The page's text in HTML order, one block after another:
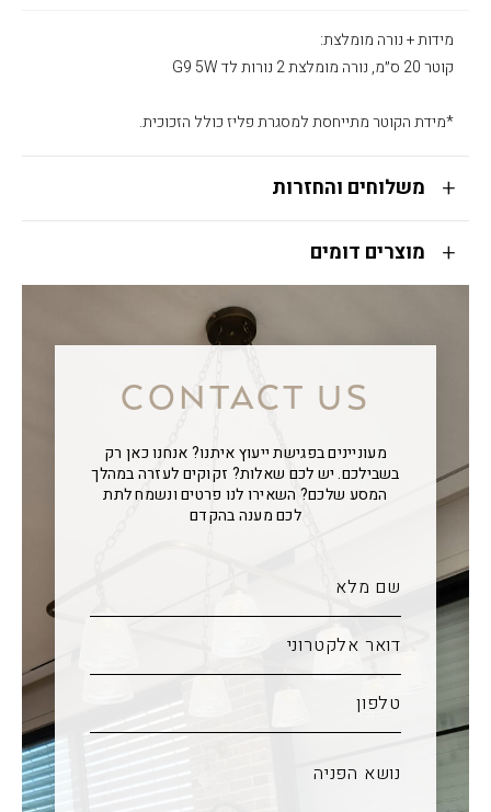
מידות + נורה מומלצת:
קוטר 20 ס״מ, נורה מומלצת 2 נורות לד G9 5W
*מידת הקוטר מתייחסת למסגרת פליז כולל הזכוכית.
משלוחים והחזרות
מוצרים דומים
CONTACT US
מעוניינים בפגישת ייעוץ איתנו? אנחנו כאן רק
בשבילכם. יש לכם שאלות? זקוקים לעזרה במהלך
המסע שלכם? השאירו לנו פרטים ונשמח לתת
לכם מענה בהקדם